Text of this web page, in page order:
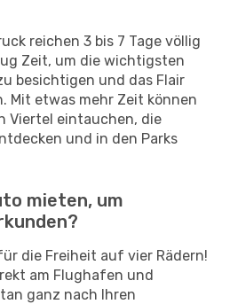
reichen 3 bis 7 Tage völlig
Zeit, um die wichtigsten
besichtigen und das Flair
Mit etwas mehr Zeit können
Viertel eintauchen, die
und in den Parks
mieten, um
die Freiheit auf vier Rädern!
am Flughafen und
ganz nach Ihren